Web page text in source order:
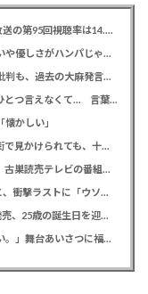
見上愛＆上坂樹里 NHK朝ドラ「風、薫る」7日放送の第95回視聴率は14.0％
岸田健作 中居正広氏の熊本支援報道うけ「気遣いや優しさがハンパじゃない」 中居氏との思い出を回顧
高樹沙耶 「日本は品格落ちた」アニソン盆踊り批判も、過去の大麻発言にも飛び火で自ら幕引き図る
佐藤二朗 「“ほんとうのこと”を僕の口からは何ひとつ言えなくて… 言葉にできぬ悔しさを日々感じております」
かしい」
Mrs. GREEN APPLE 夏季長期休暇入りを発表「街で見かけられても、十分なご配慮を」ファンに理解を求める
佐藤佳奈アナ 「東京の一緒に住んでる自宅から」古巣読売テレビの番組でレインボー池田直人との結婚を生報告
堺雅人 「VIVANT」“最大の裏切り者”が明らかに、衝撃ラストに「ウソでしょ」視聴者悲鳴
GENIC 雨宮翔 “美しすぎる”と話題の1st写真集発売、25歳の誕生日を迎え「より磨きをかけていく」
福原遥 「あの星が降る丘で、君とまた出会いたい。」舞台あいさつに福山雅治がサプライズ登場で歓喜「うれしい」